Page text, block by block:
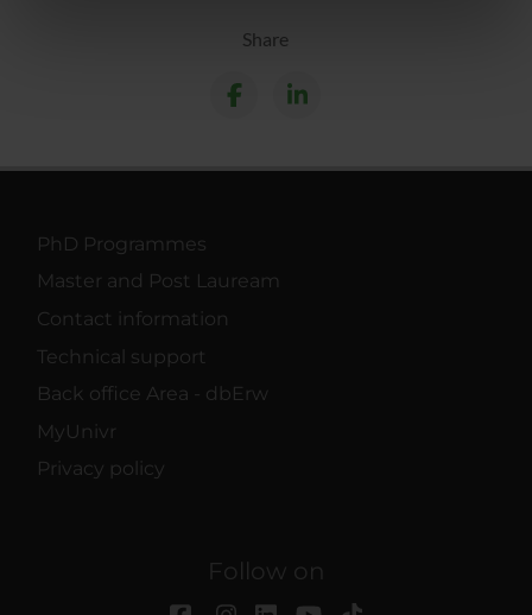
nostri partner che si occupano di analisi dei dati web,
con altre informazioni che hai fornito loro o che hanno
Share
PhD Programmes
Master and Post Lauream
Contact information
Technical support
Back office Area - dbErw
MyUnivr
Privacy policy
Follow on